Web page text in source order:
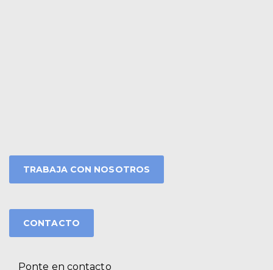
TRABAJA CON NOSOTROS
CONTACTO
Ponte en contacto